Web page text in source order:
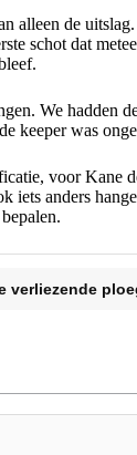
alleen de
schot dat
We hadden
keeper was
voor Kane
iets anders
verliezende